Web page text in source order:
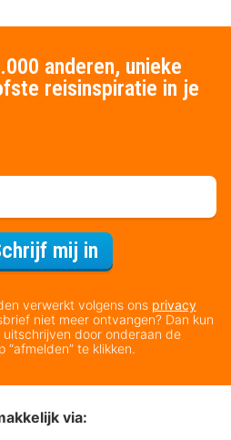
anderen, unieke
reisinspiratie in je
mij in
verwerkt volgens ons privacy
niet meer ontvangen? Dan kun
uitschrijven door onderaan de
“afmelden” te klikken.
via: